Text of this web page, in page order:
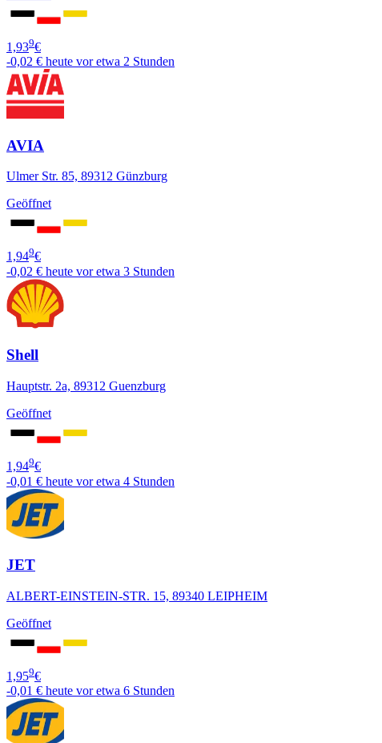
1,939€
-0,02 € heute vor etwa 2 Stunden
AVIA
Ulmer Str. 85, 89312 Günzburg
Geöffnet
1,949€
-0,02 € heute vor etwa 3 Stunden
Shell
Hauptstr. 2a, 89312 Guenzburg
Geöffnet
1,949€
-0,01 € heute vor etwa 4 Stunden
JET
ALBERT-EINSTEIN-STR. 15, 89340 LEIPHEIM
Geöffnet
1,959€
-0,01 € heute vor etwa 6 Stunden